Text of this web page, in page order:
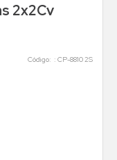
2x2Cv
: CP-8810 2S